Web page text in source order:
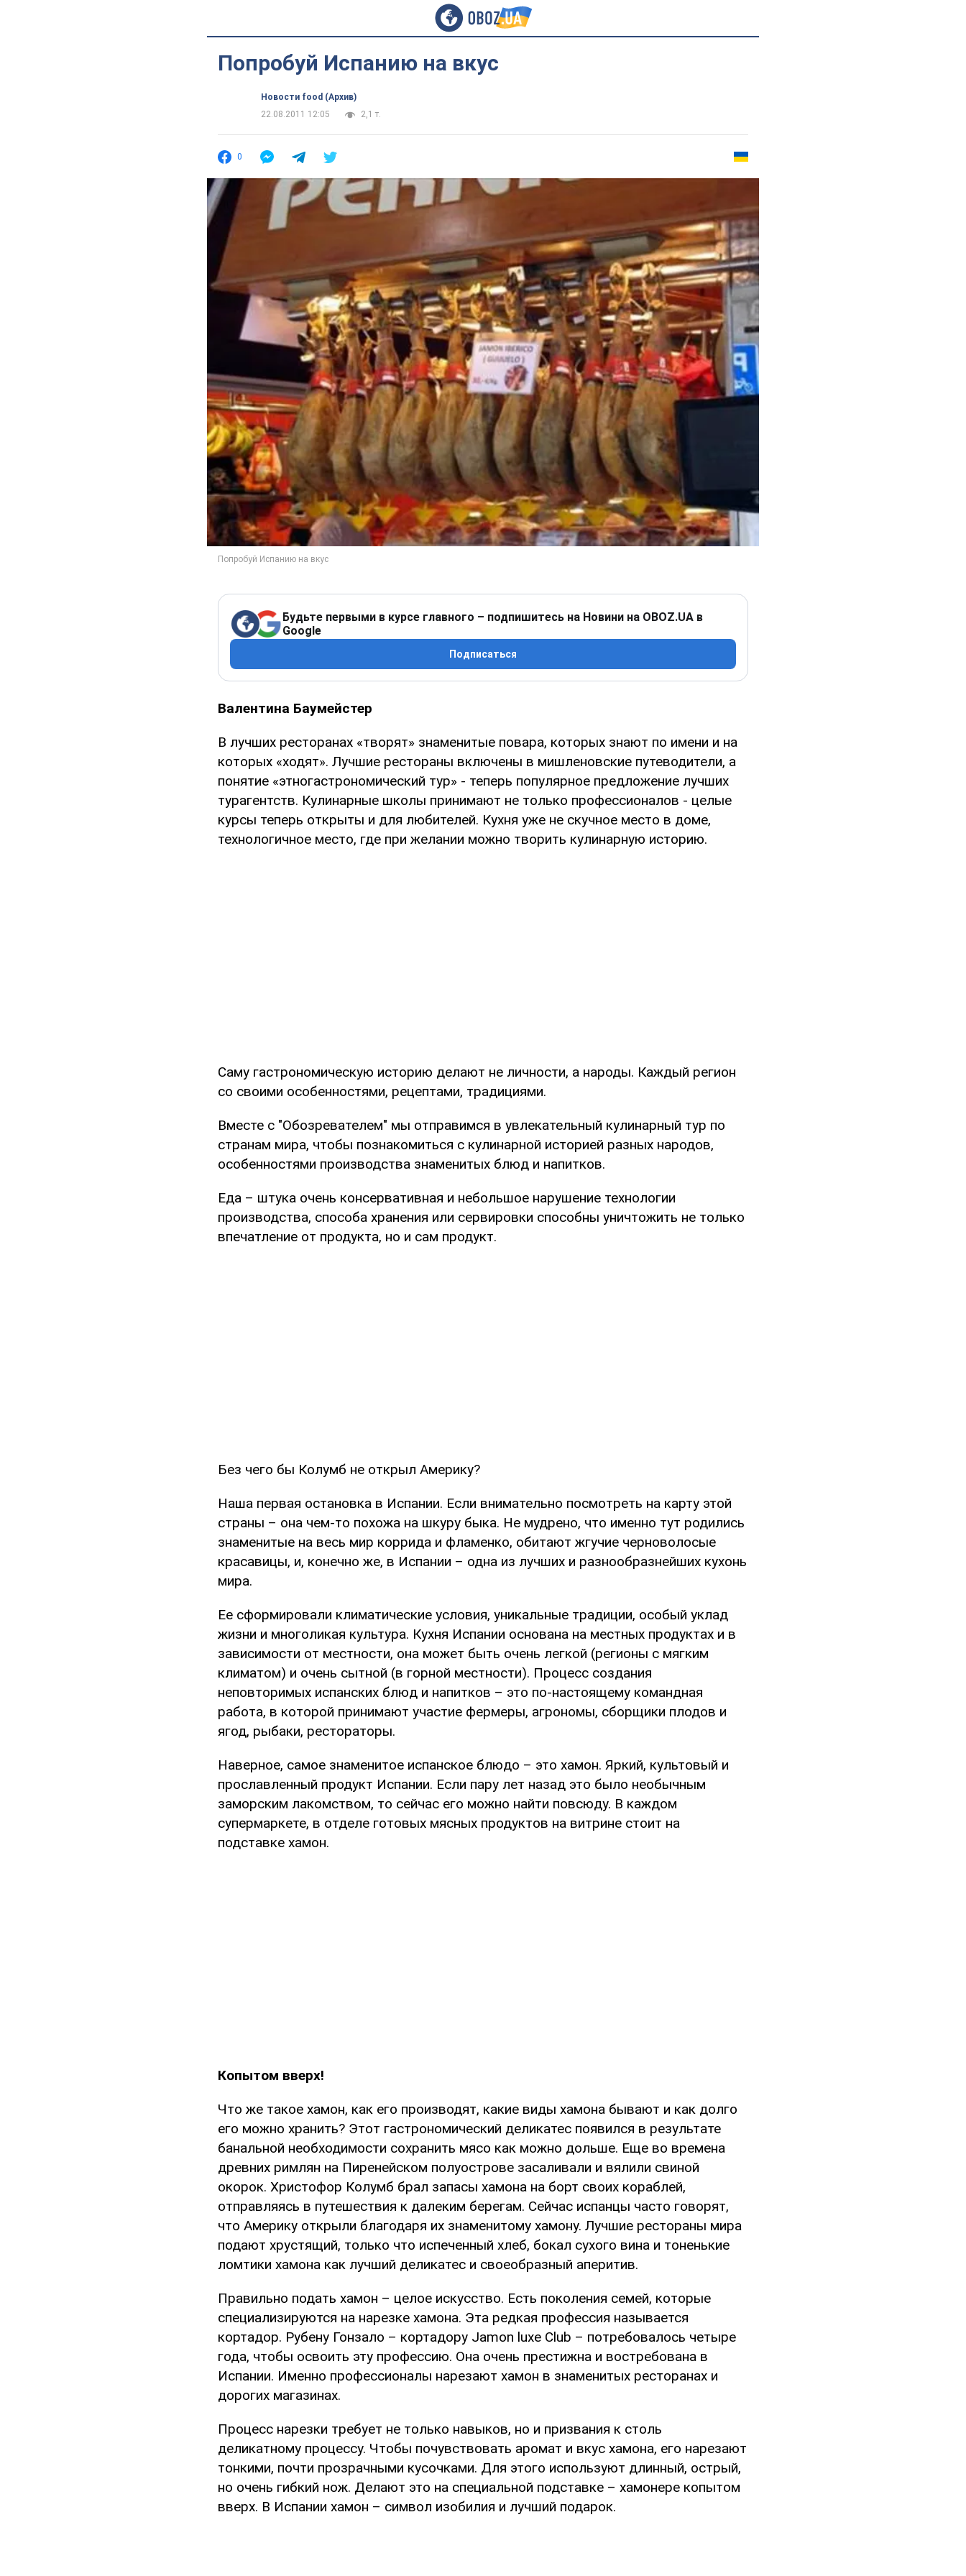
Попробуй Испанию на вкус
Новости food (Архив)
22.08.2011 12:05
2,1 т.
0
Будьте первыми в курсе главного – подпишитесь на Новини на OBOZ.UA в
Google
Подписаться
Валентина Баумейстер
В лучших ресторанах «творят» знаменитые повара, которых знают по имени и на
которых «ходят». Лучшие рестораны включены в мишленовские путеводители, а
понятие «этногастрономический тур» - теперь популярное предложение лучших
турагентств. Кулинарные школы принимают не только профессионалов - целые
курсы теперь открыты и для любителей. Кухня уже не скучное место в доме,
технологичное место, где при желании можно творить кулинарную историю.
Саму гастрономическую историю делают не личности, а народы. Каждый регион
со своими особенностями, рецептами, традициями.
Вместе с "Обозревателем" мы отправимся в увлекательный кулинарный тур по
странам мира, чтобы познакомиться с кулинарной историей разных народов,
особенностями производства знаменитых блюд и напитков.
Еда – штука очень консервативная и небольшое нарушение технологии
производства, способа хранения или сервировки способны уничтожить не только
впечатление от продукта, но и сам продукт.
Без чего бы Колумб не открыл Америку?
Наша первая остановка в Испании. Если внимательно посмотреть на карту этой
страны – она чем-то похожа на шкуру быка. Не мудрено, что именно тут родились
знаменитые на весь мир коррида и фламенко, обитают жгучие черноволосые
красавицы, и, конечно же, в Испании – одна из лучших и разнообразнейших кухонь
мира.
Ее сформировали климатические условия, уникальные традиции, особый уклад
жизни и многоликая культура. Кухня Испании основана на местных продуктах и в
зависимости от местности, она может быть очень легкой (регионы с мягким
климатом) и очень сытной (в горной местности). Процесс создания
неповторимых испанских блюд и напитков – это по-настоящему командная
работа, в которой принимают участие фермеры, агрономы, сборщики плодов и
ягод, рыбаки, рестораторы.
Наверное, самое знаменитое испанское блюдо – это хамон. Яркий, культовый и
прославленный продукт Испании. Если пару лет назад это было необычным
заморским лакомством, то сейчас его можно найти повсюду. В каждом
супермаркете, в отделе готовых мясных продуктов на витрине стоит на
подставке хамон.
Копытом вверх!
Что же такое хамон, как его производят, какие виды хамона бывают и как долго
его можно хранить? Этот гастрономический деликатес появился в результате
банальной необходимости сохранить мясо как можно дольше. Еще во времена
древних римлян на Пиренейском полуострове засаливали и вялили свиной
окорок. Христофор Колумб брал запасы хамона на борт своих кораблей,
отправляясь в путешествия к далеким берегам. Сейчас испанцы часто говорят,
что Америку открыли благодаря их знаменитому хамону. Лучшие рестораны мира
подают хрустящий, только что испеченный хлеб, бокал сухого вина и тоненькие
ломтики хамона как лучший деликатес и своеобразный аперитив.
Правильно подать хамон – целое искусство. Есть поколения семей, которые
специализируются на нарезке хамона. Эта редкая профессия называется
кортадор. Рубену Гонзало – кортадору Jamon luxe Club – потребовалось четыре
года, чтобы освоить эту профессию. Она очень престижна и востребована в
Испании. Именно профессионалы нарезают хамон в знаменитых ресторанах и
дорогих магазинах.
Процесс нарезки требует не только навыков, но и призвания к столь
деликатному процессу. Чтобы почувствовать аромат и вкус хамона, его нарезают
тонкими, почти прозрачными кусочками. Для этого используют длинный, острый,
но очень гибкий нож. Делают это на специальной подставке – хамонере копытом
вверх. В Испании хамон – символ изобилия и лучший подарок.